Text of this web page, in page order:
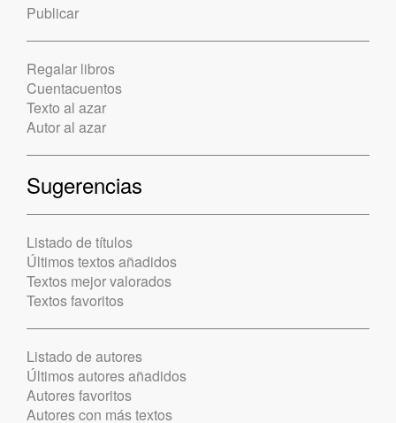
Publicar
Regalar libros
Cuentacuentos
Texto al azar
Autor al azar
Sugerencias
Listado de títulos
Últimos textos añadidos
Textos mejor valorados
Textos favoritos
Listado de autores
Últimos autores añadidos
Autores favoritos
Autores con más textos